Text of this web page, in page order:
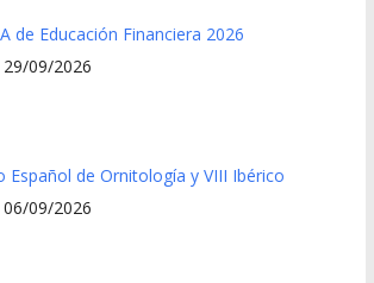
de Educación Financiera 2026
09/2026
Español de Ornitología y VIII Ibérico
09/2026